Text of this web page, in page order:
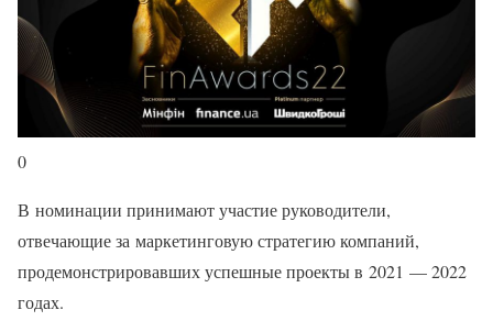
0
В номинации принимают участие руководители,
отвечающие за маркетинговую стратегию компаний,
продемонстрировавших успешные проекты в 2021 — 2022
годах.